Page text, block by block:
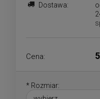
Dostawa:
Cena nie zawiera
Cena:
* Rozmiar: